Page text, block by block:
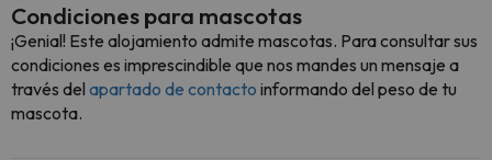
Condiciones para mascotas
¡Genial! Este alojamiento admite mascotas. Para consultar sus
condiciones es imprescindible que nos mandes un mensaje a
través del apartado de contacto informando del peso de tu
mascota.